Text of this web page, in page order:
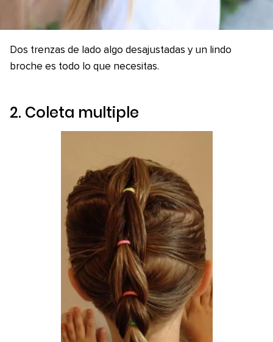
Dos trenzas de lado algo desajustadas y un lindo
broche es todo lo que necesitas.
2. Coleta multiple